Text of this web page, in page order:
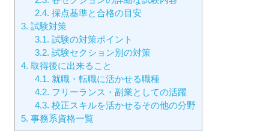
2.4. 採点基準と合格の目安
3. 試験対策
3.1. 試験の対策ポイント
3.2. 試験セクション別の対策
4. 取得後に出来ること
4.1. 就職・転職に活かせる職種
4.2. フリーランス・副業としての活躍
4.3. 校正スキルを活かせるその他の分野
5. 事務系資格一覧